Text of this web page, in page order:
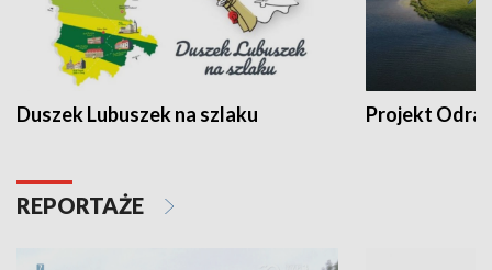
Duszek Lubuszek na szlaku Projekt Odra
REPORTAŻE